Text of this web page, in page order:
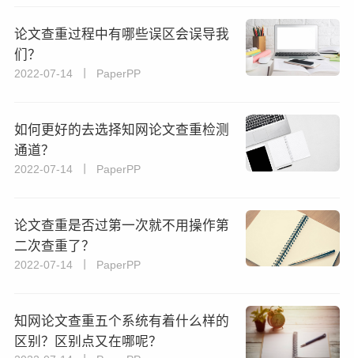
论文查重过程中有哪些误区会误导我
们？
2022-07-14 丨 PaperPP
如何更好的去选择知网论文查重检测
通道？
2022-07-14 丨 PaperPP
论文查重是否过第一次就不用操作第
二次查重了？
2022-07-14 丨 PaperPP
知网论文查重五个系统有着什么样的
区别？区别点又在哪呢？